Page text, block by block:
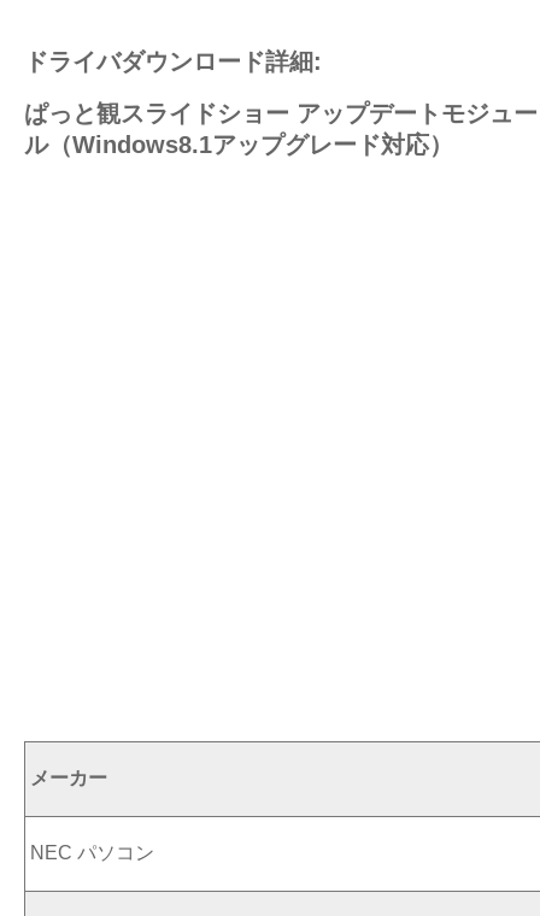
ドライバダウンロード詳細:
ぱっと観スライドショー アップデートモジュー
ル（Windows8.1アップグレード対応）
メーカー
NEC パソコン